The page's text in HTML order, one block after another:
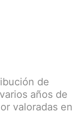
de
años de
valoradas en